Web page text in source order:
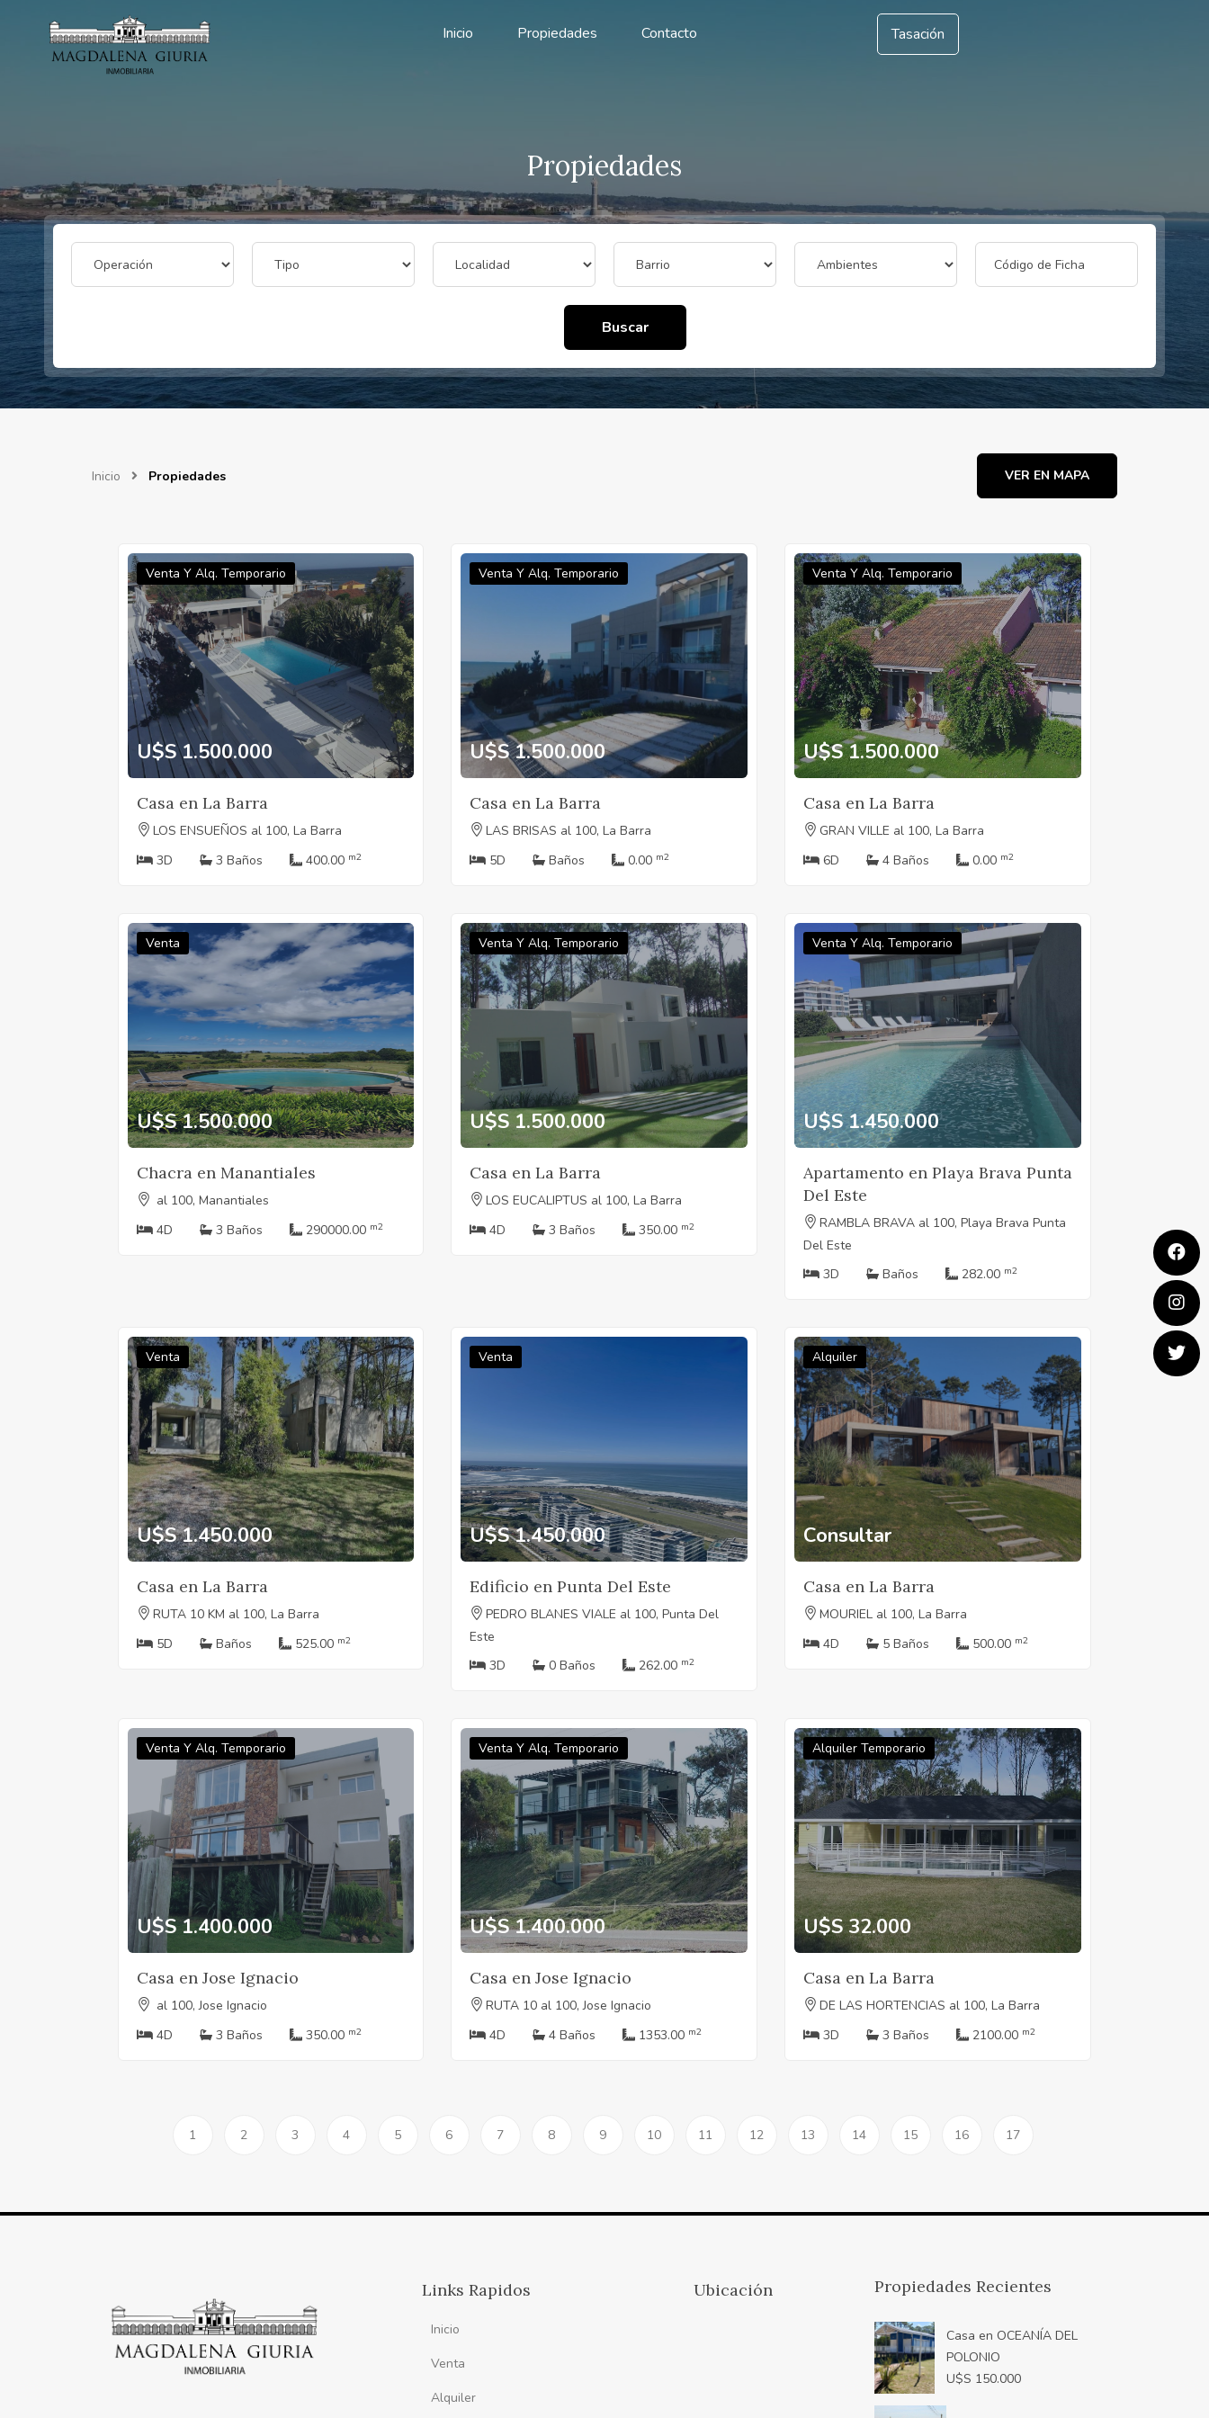
Inicio Propiedades Contacto Tasación
Propiedades
Buscar
Inicio Propiedades VER EN MAPA
Venta Y Alq. Temporario
U$S 1.500.000
Casa en La Barra
LOS ENSUEÑOS al 100, La Barra
3D
3 Baños 400.00 m2
Venta Y Alq. Temporario
U$S 1.500.000
Casa en La Barra
LAS BRISAS al 100, La Barra
5D
Baños 0.00 m2
Venta Y Alq. Temporario
U$S 1.500.000
Casa en La Barra
GRAN VILLE al 100, La Barra
6D
4 Baños 0.00 m2
Venta
U$S 1.500.000
Chacra en Manantiales
al 100, Manantiales
4D
3 Baños 290000.00 m2
Venta Y Alq. Temporario
U$S 1.500.000
Casa en La Barra
LOS EUCALIPTUS al 100, La Barra
4D
3 Baños 350.00 m2
Venta Y Alq. Temporario
U$S 1.450.000
Apartamento en Playa Brava Punta
Del Este
RAMBLA BRAVA al 100, Playa Brava Punta
Del Este
3D
Baños 282.00 m2
Venta
U$S 1.450.000
Casa en La Barra
RUTA 10 KM al 100, La Barra
5D
Baños 525.00 m2
Venta
U$S 1.450.000
Edificio en Punta Del Este
PEDRO BLANES VIALE al 100, Punta Del
Este
3D
0 Baños 262.00 m2
Alquiler
Consultar
Casa en La Barra
MOURIEL al 100, La Barra
4D
5 Baños 500.00 m2
Venta Y Alq. Temporario
U$S 1.400.000
Casa en Jose Ignacio
al 100, Jose Ignacio
4D
3 Baños 350.00 m2
Venta Y Alq. Temporario
U$S 1.400.000
Casa en Jose Ignacio
RUTA 10 al 100, Jose Ignacio
4D
4 Baños 1353.00 m2
Alquiler Temporario
U$S 32.000
Casa en La Barra
DE LAS HORTENCIAS al 100, La Barra
3D
3 Baños 2100.00 m2
1 2 3 4 5 6 7 8 9 10 11 12 13 14 15 16 17
Links Rapidos
Inicio
Venta
Alquiler
Ubicación Propiedades Recientes
Casa en OCEANÍA DEL
POLONIO
U$S 150.000